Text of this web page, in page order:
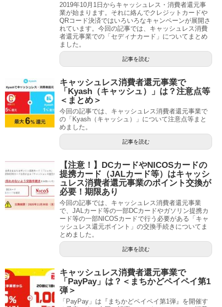
2019年10月1日からキャッシュレス・消費者還元事
業が始まります。それに絡んでクレジットカードや
QRコード決済ではいろいろなキャンペーンが展開さ
れています。今回の記事では、キャッシュレス消費
者還元事業での「セディナカード」についてまとめ
ました。
記事を読む
キャッシュレス消費者還元事業で
「Kyash（キャッシュ）」は？注意点等
＜まとめ＞
今回の記事では、キャッシュレス消費者還元事業で
の「Kyash（キャッシュ）」について注意点等まと
めました。
記事を読む
【注意！】DCカードやNICOSカードの
提携カード（JALカード等）はキャッシ
ュレス消費者還元事業のポイント交換が
必要！期限あり
今回の記事では、キャッシュレス消費者還元事業
で、JALカード等の一部DCカードやガソリン提携カ
ード等の一部NICOSカードで行う必要がある「キャ
ッシュレス還元ポイント」の交換手続きについてま
とめました。
記事を読む
キャッシュレス消費者還元事業で
「PayPay」は？＜まちかどペイペイ第1
弾＞
「PayPay」は『まちかどペイペイ第1弾』を開催す